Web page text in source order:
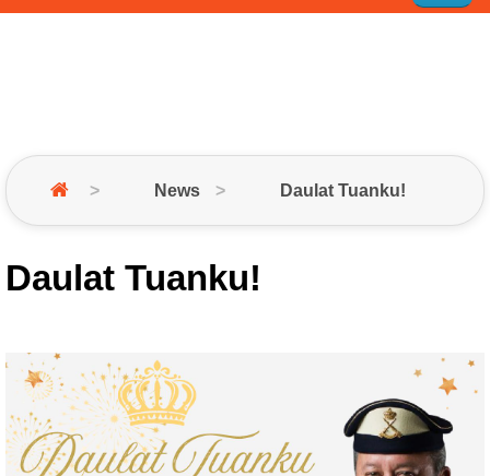
News Daulat Tuanku!
Daulat Tuanku!